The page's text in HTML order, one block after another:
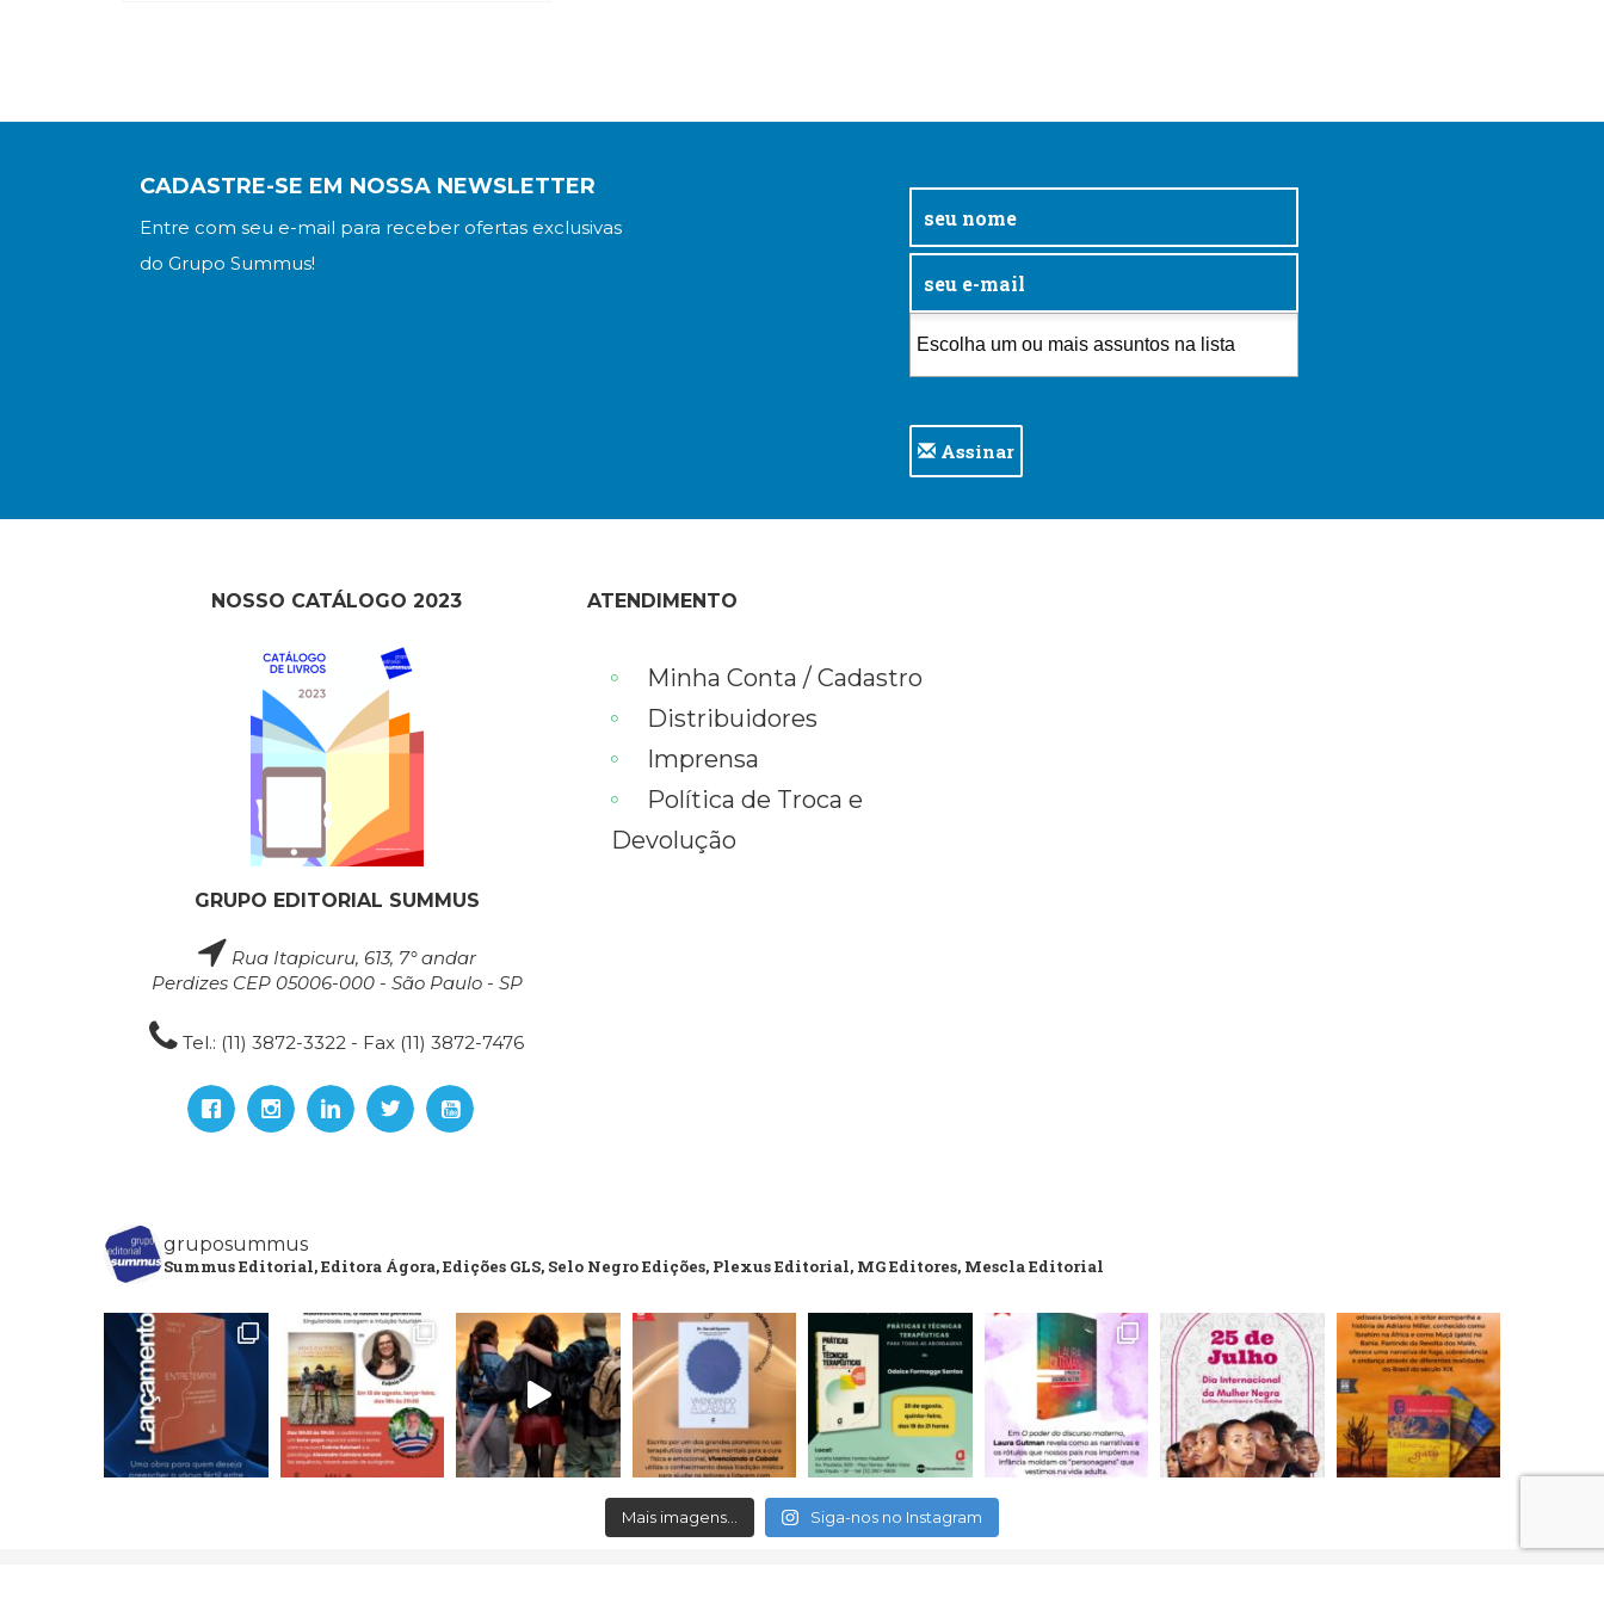
CADASTRE-SE EM NOSSA NEWSLETTER
Entre com seu e-mail para receber ofertas exclusivas
do Grupo Summus!
Assinar
NOSSO CATÁLOGO 2023
GRUPO EDITORIAL SUMMUS
Rua Itapicuru, 613, 7° andar
Perdizes CEP 05006-000 - São Paulo - SP
Tel.: (11) 3872-3322 - Fax (11) 3872-7476
ATENDIMENTO
Minha Conta / Cadastro
Distribuidores
Imprensa
Política de Troca e
Devolução
gruposummus
Summus Editorial, Editora Ágora, Edições GLS, Selo Negro Edições, Plexus Editorial, MG Editores, Mescla Editorial
Mais imagens... Siga-nos no Instagram